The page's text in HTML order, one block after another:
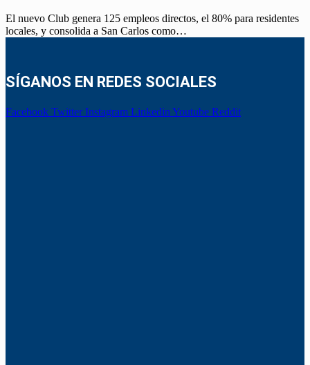
El nuevo Club genera 125 empleos directos, el 80% para residentes
locales, y consolida a San Carlos como…
SÍGANOS EN REDES SOCIALES
Facebook Twitter Instagram Linkedin Youtube Reddit